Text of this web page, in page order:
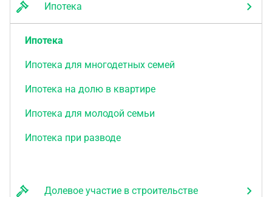
Ипотека
Ипотека
Ипотека для многодетных семей
Ипотека на долю в квартире
Ипотека для молодой семьи
Ипотека при разводе
Долевое участие в строительстве